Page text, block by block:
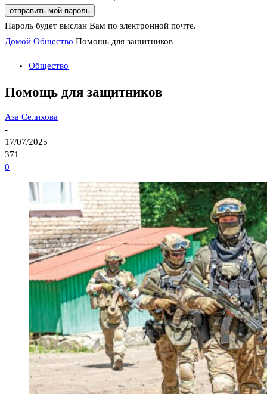
Пароль будет выслан Вам по электронной почте.
Домой Общество Помощь для защитников
Общество
Помощь для защитников
Аза Селихова
-
17/07/2025
371
0